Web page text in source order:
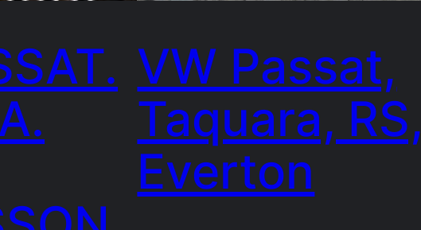
VW Passat,
Taquara, RS,
Everton